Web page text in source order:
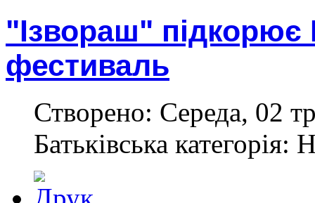
"Ізвораш"
фестиваль
Створено: Середа, 02
Батьківська категорія: